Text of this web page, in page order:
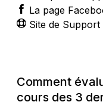
La page
Site de Support
Comment
cours des 3